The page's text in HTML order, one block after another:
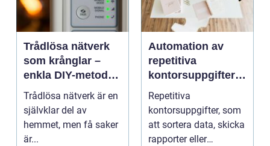
Trådlösa nätverk
som krånglar –
enkla DIY-metoder
för stabilare Wi-Fi i
hela hemmet
Trådlösa nätverk är en
självklar del av
hemmet, men få saker
är...
Automation av
repetitiva
kontorsuppgifter –
från skript till
avancerad
programvara
Repetitiva
kontorsuppgifter, som
att sortera data, skicka
rapporter eller